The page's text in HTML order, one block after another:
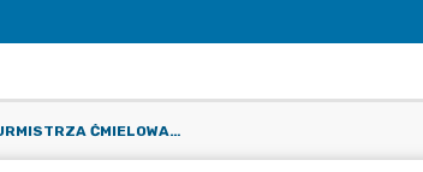
ZAWIADOMIENIE BURMISTRZA ĆMIELOWA Z DNIA 01.07.2026 R. O WSZCZĘCIU POSTĘPOWANIA ADMINISTRACYJNEGO W SPRAWIE WYDANIA DECYZJI O USTALENIU LOKALIZACJI INWESTYCJI CELU PUBLICZNEGO, DLA INWESTYCJI POLEGAJĄCEJ NA ROZBIÓRCE ISTNIEJĄCEGO PRZEPUSTU DROGOWEGO ORAZ BUDOWA NOWEGO PRZEPUSTU O ZMIENIONYCH PARAMETRACH TECHNICZNYCH WRAZ Z PRZEBUDOWĄ DROGI